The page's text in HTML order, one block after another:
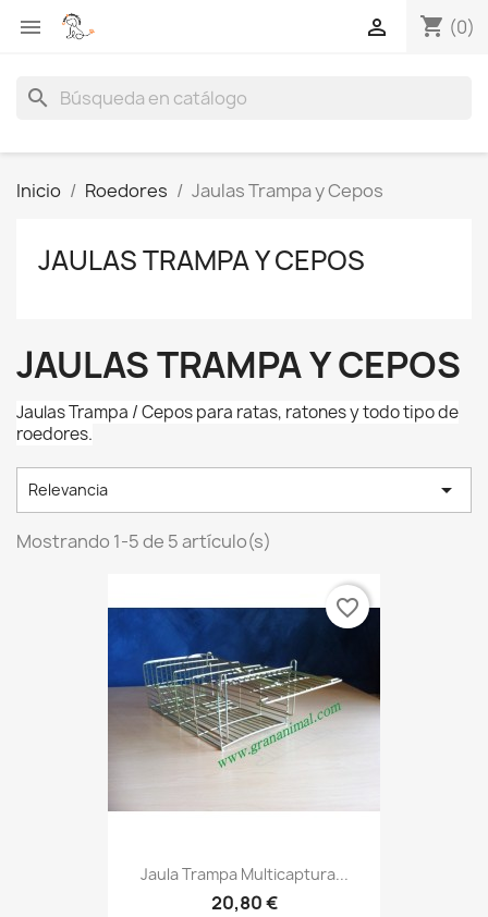
 shopping_cart (0)

search
Inicio Roedores Jaulas Trampa y Cepos
JAULAS TRAMPA Y CEPOS
JAULAS TRAMPA Y CEPOS
Jaulas Trampa / Cepos para ratas, ratones y todo tipo de
roedores.
Relevancia 
Mostrando 1-5 de 5 artículo(s)
Jaula Trampa Multicaptura...
20,80 €
favorite_border